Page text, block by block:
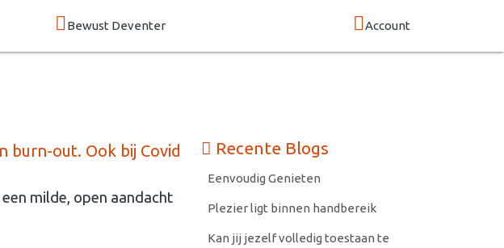
Bewust Deventer Account
burn-out. Ook bij Covid
milde, open aandacht
Recente Blogs
Eenvoudig Genieten
Plezier ligt binnen handbereik
Kan jij jezelf volledig toestaan te